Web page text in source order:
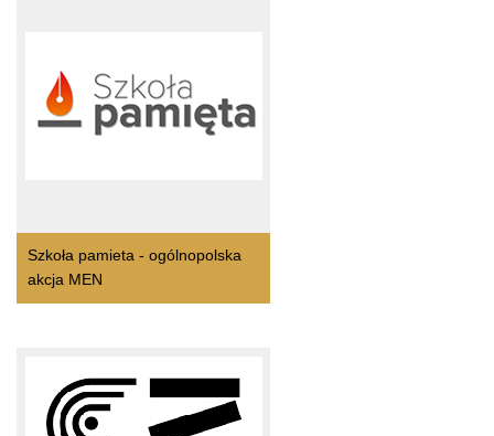
Szkoła pamieta - ogólnopolska
akcja MEN